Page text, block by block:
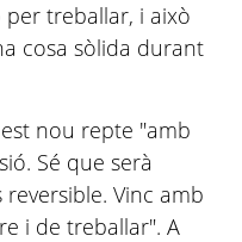
treballar, i això
cosa sòlida durant
nou repte "amb
Sé que serà
Vinc amb
i de treballar". A